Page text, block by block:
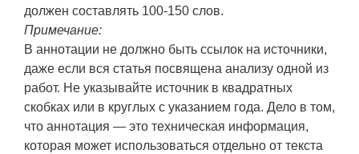
должен составлять 100-150 слов.
Примечание:
В аннотации не должно быть ссылок на источники,
даже если вся статья посвящена анализу одной из
работ. Не указывайте источник в квадратных
скобках или в круглых с указанием года. Дело в том,
что аннотация — это техническая информация,
которая может использоваться отдельно от текста